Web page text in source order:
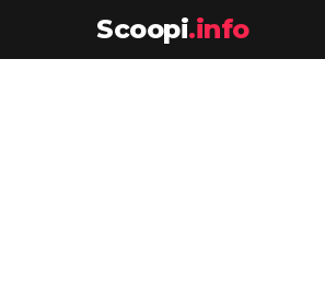
Scoopi.info